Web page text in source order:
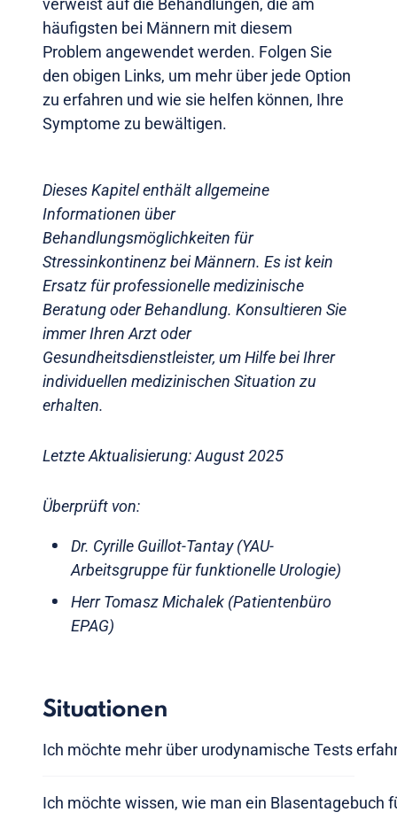
verweist auf die Behandlungen, die am
häufigsten bei Männern mit diesem
Problem angewendet werden. Folgen Sie
den obigen Links, um mehr über jede Option
zu erfahren und wie sie helfen können, Ihre
Symptome zu bewältigen.
Dieses Kapitel enthält allgemeine
Informationen über
Behandlungsmöglichkeiten für
Stressinkontinenz bei Männern. Es ist kein
Ersatz für professionelle medizinische
Beratung oder Behandlung. Konsultieren Sie
immer Ihren Arzt oder
Gesundheitsdienstleister, um Hilfe bei Ihrer
individuellen medizinischen Situation zu
erhalten.
Letzte Aktualisierung: August 2025
Überprüft von:
Dr. Cyrille Guillot-Tantay (YAU-
Arbeitsgruppe für funktionelle Urologie)
Herr Tomasz Michalek (Patientenbüro
EPAG)
Situationen
Ich möchte mehr über urodynamische Tests
Ich möchte wissen, wie man ein Blasentagebuch